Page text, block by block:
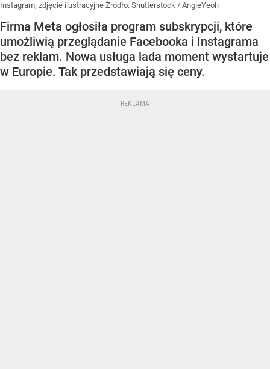
Instagram, zdjęcie ilustracyjne Źródło: Shutterstock / AngieYeoh
Firma Meta ogłosiła program subskrypcji, które
umożliwią przeglądanie Facebooka i Instagrama
bez reklam. Nowa usługa lada moment wystartuje
w Europie. Tak przedstawiają się ceny.